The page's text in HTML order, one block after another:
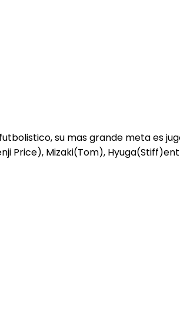
su mas grande meta es
Price), Mizaki(Tom),